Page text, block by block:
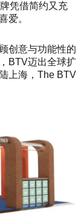
凭借简约又充
爱。
创意与功能性的
BTV迈出全球扩
上海，The BTV